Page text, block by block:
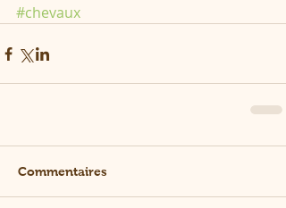
#chevaux
Commentaires